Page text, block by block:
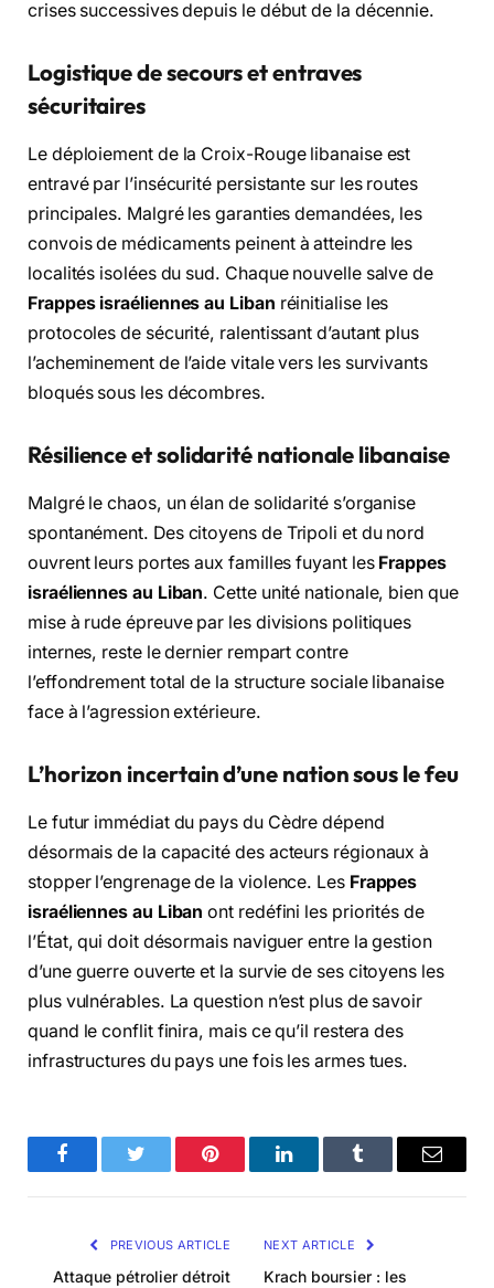
crises successives depuis le début de la décennie.
Logistique de secours et entraves
sécuritaires
Le déploiement de la Croix-Rouge libanaise est
entravé par l’insécurité persistante sur les routes
principales. Malgré les garanties demandées, les
convois de médicaments peinent à atteindre les
localités isolées du sud. Chaque nouvelle salve de
Frappes israéliennes au Liban réinitialise les
protocoles de sécurité, ralentissant d’autant plus
l’acheminement de l’aide vitale vers les survivants
bloqués sous les décombres.
Résilience et solidarité nationale libanaise
Malgré le chaos, un élan de solidarité s’organise
spontanément. Des citoyens de Tripoli et du nord
ouvrent leurs portes aux familles fuyant les Frappes
israéliennes au Liban. Cette unité nationale, bien que
mise à rude épreuve par les divisions politiques
internes, reste le dernier rempart contre
l’effondrement total de la structure sociale libanaise
face à l’agression extérieure.
L’horizon incertain d’une nation sous le feu
Le futur immédiat du pays du Cèdre dépend
désormais de la capacité des acteurs régionaux à
stopper l’engrenage de la violence. Les Frappes
israéliennes au Liban ont redéfini les priorités de
l’État, qui doit désormais naviguer entre la gestion
d’une guerre ouverte et la survie de ses citoyens les
plus vulnérables. La question n’est plus de savoir
quand le conflit finira, mais ce qu’il restera des
infrastructures du pays une fois les armes tues.
FacebookTwitter Pinterest LinkedInTumblr Email
PREVIOUS ARTICLE
Attaque pétrolier détroit
NEXT ARTICLE
Krach boursier : les